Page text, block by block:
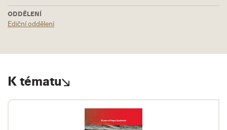
ODDĚLENÍ
Ediční oddělení
K tématu